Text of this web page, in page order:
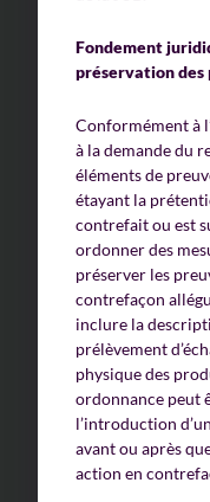
Fondement
préservation des
Conformément à
à la demande du
éléments de
étayant la
contrefait ou est
ordonner des
préserver les
contrefaçon
inclure la
prélèvement
physique des
ordonnance peut
l’introduction
avant ou après
action en